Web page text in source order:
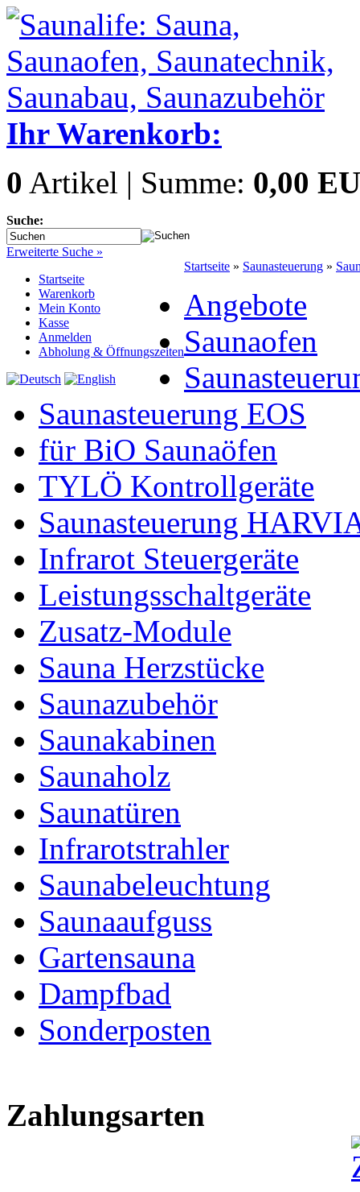
Ihr Warenkorb:
0 Artikel | Summe: 0,00
Suche:
Erweiterte Suche »
Startseite
Warenkorb
Mein Konto
Kasse
Anmelden
Abholung & Öffnungszeiten
Startseite » Saunasteuerung »
Angebote
Saunaofen
Saunasteuerung EOS
für BiO Saunaöfen
TYLÖ Kontrollgeräte
Saunasteuerung
Infrarot Steuergeräte
Leistungsschaltgeräte
Zusatz-Module
Sauna Herzstücke
Saunazubehör
Saunakabinen
Saunaholz
Saunatüren
Infrarotstrahler
Saunabeleuchtung
Saunaaufguss
Gartensauna
Dampfbad
Sonderposten
Zahlungsarten